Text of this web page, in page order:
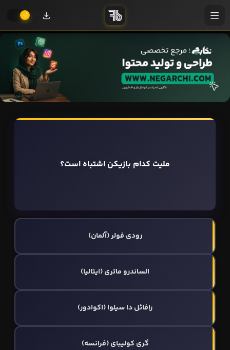
ملیت کدام بازیکن اشتباه است؟
رودی فولر (آلمان)
الساندرو ماتری (ایتالیا)
رافائل دا سیلوا (اکوادور)
گری کولیبای (فرانسه)